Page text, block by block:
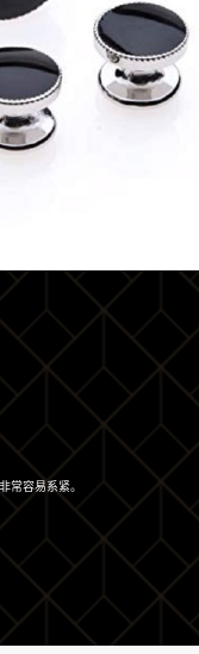
常容易系紧。